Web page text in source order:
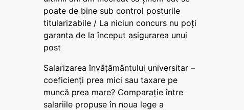
poate de bine sub control posturile
titularizabile / La niciun concurs nu poți
garanta de la început asigurarea unui
post
Salarizarea învățământului universitar –
coeficienți prea mici sau taxare pe
muncă prea mare? Comparație între
salariile propuse în noua lege a